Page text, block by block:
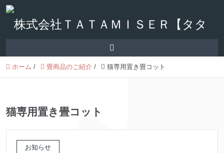
ホーム / 畳商品のご紹介 / 猫専用置き畳コット
猫専用置き畳コット
お知らせ